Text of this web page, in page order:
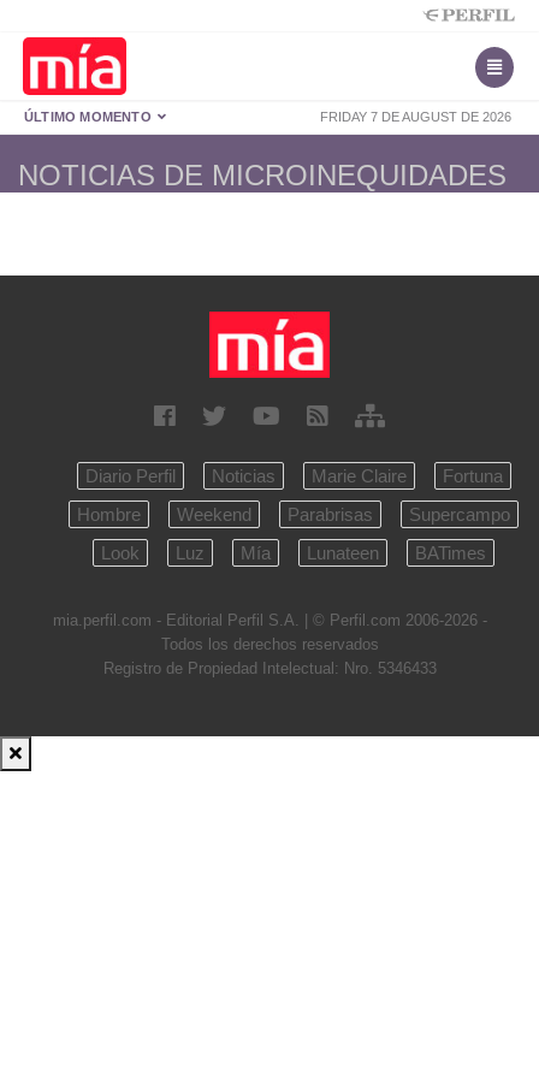
FRIDAY 7 DE AUGUST DE 2026
ÚLTIMO MOMENTO
NOTICIAS DE MICROINEQUIDADES
Diario Perfil Noticias Marie Claire
Fortuna
Hombre
Weekend Parabrisas
Supercampo
Look
Luz Mía Lunateen BATimes
mia.perfil.com - Editorial Perfil S.A. | © Perfil.com 2006-2026 -
Todos los derechos reservados
Registro de Propiedad Intelectual: Nro. 5346433